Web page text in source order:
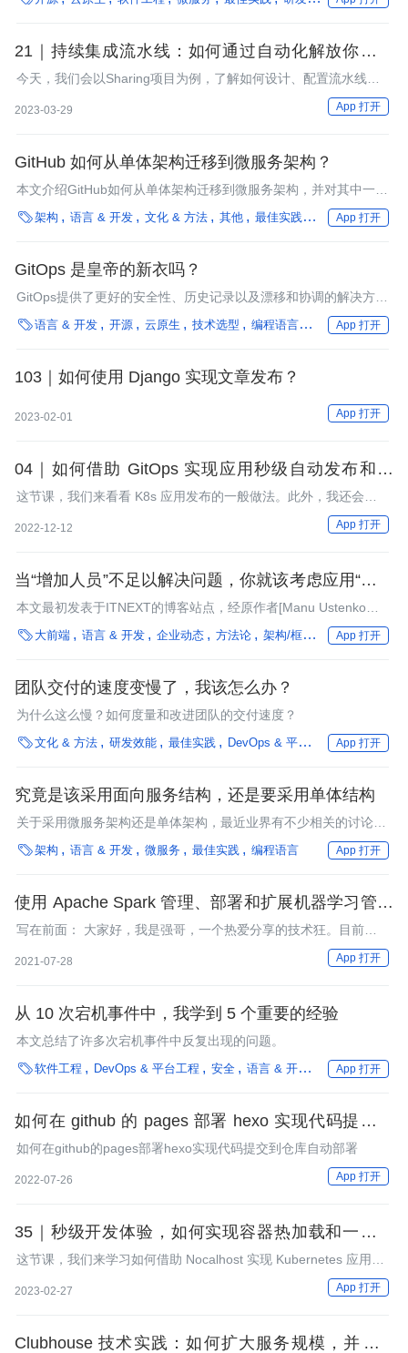
21｜持续集成流水线：如何通过自动化解放你的双
手？
今天，我们会以Sharing项目为例，了解如何设计、配置流水线，
最后还会使用GitHub Action来搭建一个持续集成流水线。
2023-03-29 App 打开
GitHub 如何从单体架构迁移到微服务架构？
本文介绍GitHub如何从单体架构迁移到微服务架构，并对其中一些
最佳实践做了详细说明。
架构 语言 & 开发 文化 & 方法 其他 最佳实践 GitHub 性能优
App 打开
GitOps 是皇帝的新衣吗？
GitOps提供了更好的安全性、历史记录以及漂移和协调的解决方
案？
语言 & 开发 开源 云原生 技术选型 编程语言 微服务 多云/混
App 打开
103｜如何使用 Django 实现文章发布？
2023-02-01 App 打开
04｜如何借助 GitOps 实现应用秒级自动发布和回
滚？
这节课，我们来看看 K8s 应用发布的一般做法。此外，我还会带
你从零开始构建 GitOps 工作流，体验 GitOps 在应用发布上为我
们带来的全新体验！
2022-12-12 App 打开
当“增加人员”不足以解决问题，你就该考虑应用“微前
端”了
本文最初发表于ITNEXT的博客站点，经原作者[Manu Ustenko授
权由InfoQ中文站翻译分享。
 大前端 语言 & 开发 企业动态 方法论 架构/框架 编程语言
App 打开
团队交付的速度变慢了，我该怎么办？
为什么这么慢？如何度量和改进团队的交付速度？
文化 & 方法 研发效能 最佳实践 DevOps & 平台工程 治理
App 打开
究竟是该采用面向服务结构，还是要采用单体结构
关于采用微服务架构还是单体架构，最近业界有不少相关的讨论。
Toprak分析了两种架构风格的优势和适用场景。
架构 语言 & 开发 微服务 最佳实践 编程语言 App 打开
使用 Apache Spark 管理、部署和扩展机器学习管道
(十一)
写在前面： 大家好，我是强哥，一个热爱分享的技术狂。目前已
有 12 年大数据与AI相关项目经验， 10 年推荐系统研究及实践经
验。平时喜欢读书、暴走和写作。
2021-07-28 App 打开
从 10 次宕机事件中，我学到 5 个重要的经验
本文总结了许多次宕机事件中反复出现的问题。
软件工程 DevOps & 平台工程 安全 语言 & 开发 文化 & 方法
App 打开
如何在 github 的 pages 部署 hexo 实现代码提交到
仓库自动部署
如何在github的pages部署hexo实现代码提交到仓库自动部署
2022-07-26 App 打开
35｜秒级开发体验，如何实现容器热加载和一键调
试？
这节课，我们来学习如何借助 Nocalhost 实现 Kubernetes 应用秒
2023-02-27 App 打开
Clubhouse 技术实践：如何扩大服务规模，并以 3